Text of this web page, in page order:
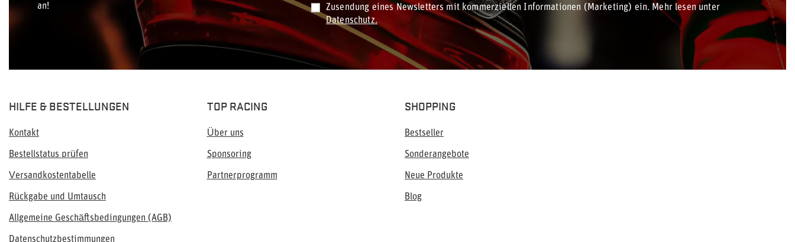
an!
Zusendung eines Newsletters mit kommerziellen Informationen (Marketing) ein. Mehr lesen unter
Datenschutz.
HILFE & BESTELLUNGEN
Kontakt
Bestellstatus prüfen
Versandkostentabelle
Rückgabe und Umtausch
Allgemeine Geschäftsbedingungen (AGB)
Datenschutzbestimmungen
TOP RACING
Über uns
Sponsoring
Partnerprogramm
SHOPPING
Bestseller
Sonderangebote
Neue Produkte
Blog